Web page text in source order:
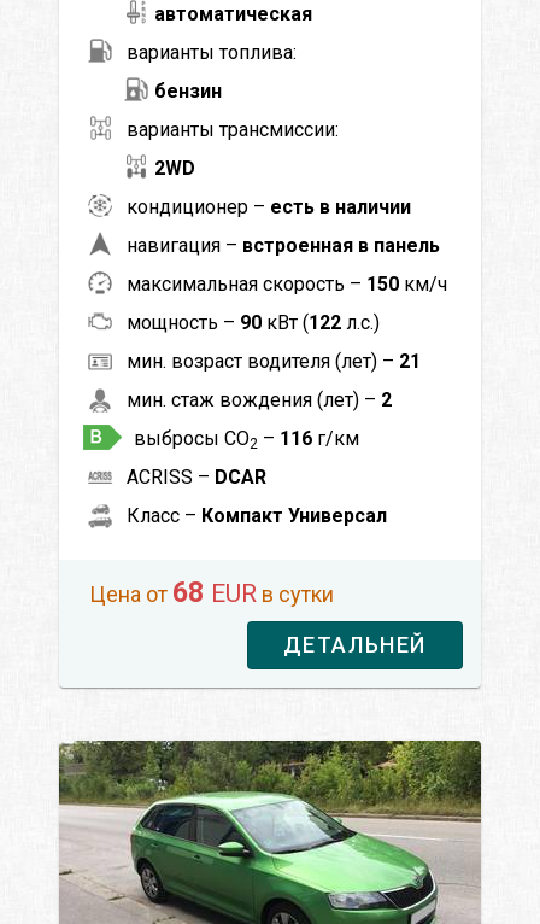
автоматическая
варианты топлива:
бензин
варианты трансмиссии:
2WD
кондиционер – есть в наличии
навигация – встроенная в панель
максимальная скорость – 150 км/ч
мощность – 90 кВт (122 л.с.)
мин. возраст водителя (лет) – 21
мин. стаж вождения (лет) – 2
выбросы CO2 – 116 г/км
ACRISS – DCAR
Класс – Компакт Универсал
Цена от 68 EUR в сутки
ДЕТАЛЬНЕЙ